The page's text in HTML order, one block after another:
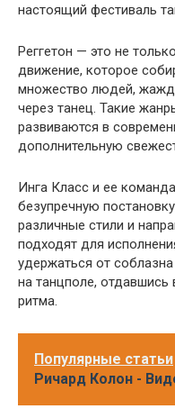
настоящий фестиваль
Реггетон — это не
движение, которое
множество людей,
через танец. Такие
развиваются в
дополнительную
Инга Класс и ее
безупречную
различные стили и
подходят для
удержаться от
на танцполе, отдавшись
ритма.
Популярные статьи
Ричард Колон -